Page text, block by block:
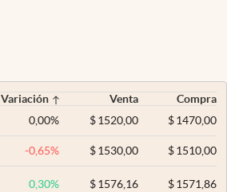
Variación Venta
Compra
0,00% $ 1520,00 $1470,00
-0,65% $ 1530,00 $1510,00
0,30% $ 1576,16 $1571,86